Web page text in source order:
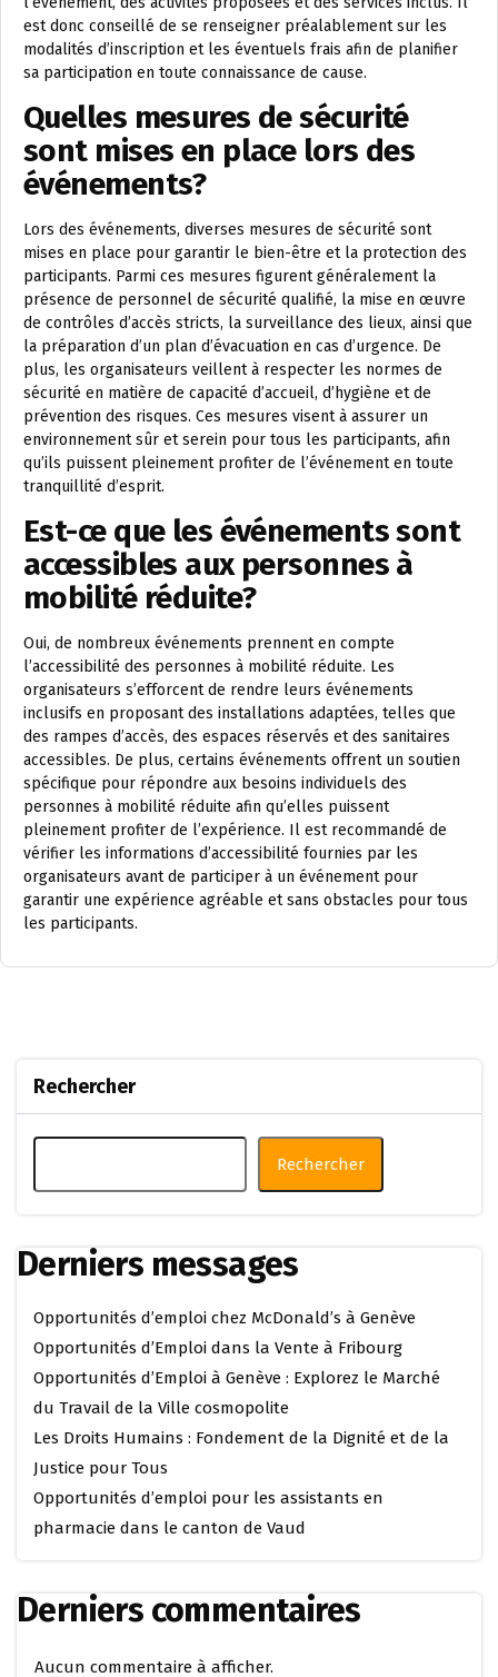
est donc conseillé de se renseigner préalablement sur les
modalités d’inscription et les éventuels frais afin de planifier
sa participation en toute connaissance de cause.
Quelles mesures de sécurité
sont mises en place lors des
événements?
Lors des événements, diverses mesures de sécurité sont
mises en place pour garantir le bien-être et la protection des
participants. Parmi ces mesures figurent généralement la
présence de personnel de sécurité qualifié, la mise en œuvre
de contrôles d’accès stricts, la surveillance des lieux, ainsi que
la préparation d’un plan d’évacuation en cas d’urgence. De
plus, les organisateurs veillent à respecter les normes de
sécurité en matière de capacité d’accueil, d’hygiène et de
prévention des risques. Ces mesures visent à assurer un
environnement sûr et serein pour tous les participants, afin
qu’ils puissent pleinement profiter de l’événement en toute
tranquillité d’esprit.
Est-ce que les événements sont
accessibles aux personnes à
mobilité réduite?
Oui, de nombreux événements prennent en compte
l’accessibilité des personnes à mobilité réduite. Les
organisateurs s’efforcent de rendre leurs événements
inclusifs en proposant des installations adaptées, telles que
des rampes d’accès, des espaces réservés et des sanitaires
accessibles. De plus, certains événements offrent un soutien
spécifique pour répondre aux besoins individuels des
personnes à mobilité réduite afin qu’elles puissent
pleinement profiter de l’expérience. Il est recommandé de
vérifier les informations d’accessibilité fournies par les
organisateurs avant de participer à un événement pour
garantir une expérience agréable et sans obstacles pour tous
les participants.
Rechercher
Rechercher
Derniers messages
Opportunités d’emploi chez McDonald’s à Genève
Opportunités d’Emploi dans la Vente à Fribourg
Opportunités d’Emploi à Genève : Explorez le Marché
du Travail de la Ville cosmopolite
Les Droits Humains : Fondement de la Dignité et de la
Justice pour Tous
Opportunités d’emploi pour les assistants en
pharmacie dans le canton de Vaud
Derniers commentaires
Aucun commentaire à afficher.